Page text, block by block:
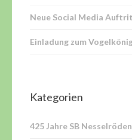
Neue Social Media
Einladung zum
Kategorien
425 Jahre SB Nesselröden